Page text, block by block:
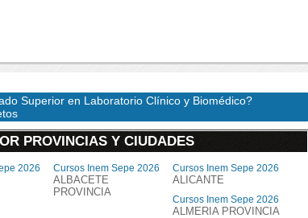
Superior en Laboratorio Clínico y Biomédico?
PROVINCIAS Y CIUDADES
2026 Cursos Inem Sepe 2026
ALBACETE
PROVINCIA
Cursos Inem Sepe 2026
ALICANTE
Cursos Inem Sepe 2026
ALMERIA PROVINCIA